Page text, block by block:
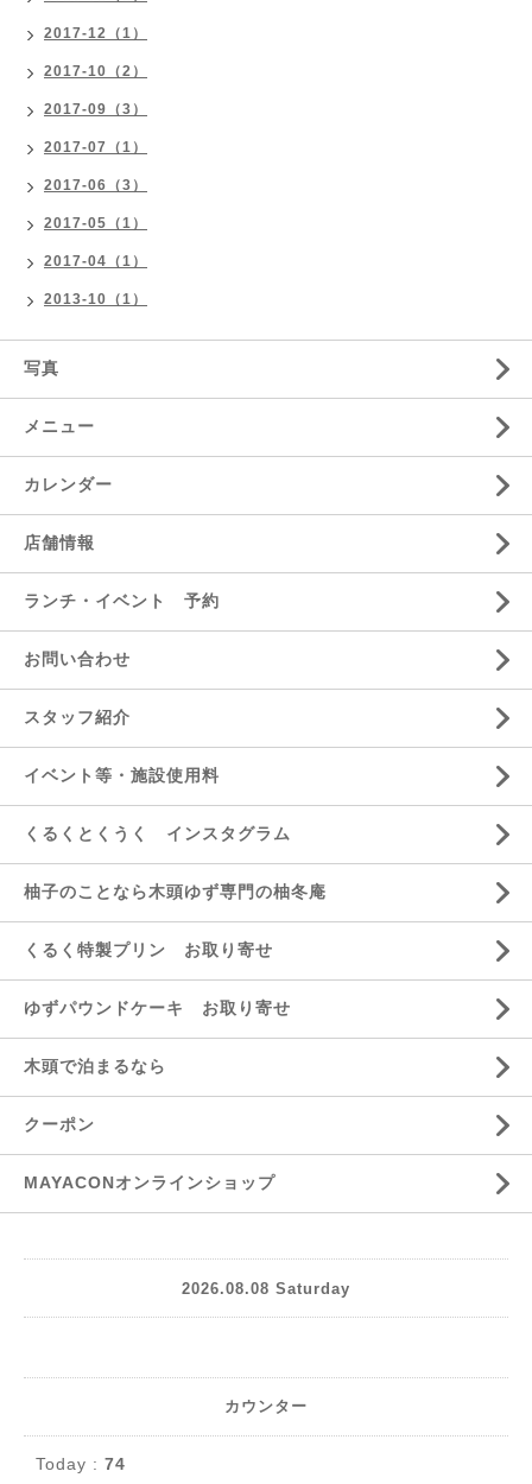
2017-12（1）
2017-10（2）
2017-09（3）
2017-07（1）
2017-06（3）
2017-05（1）
2017-04（1）
2013-10（1）
写真
メニュー
カレンダー
店舗情報
ランチ・イベント 予約
お問い合わせ
スタッフ紹介
イベント等・施設使用料
くるくとくうく インスタグラム
柚子のことなら木頭ゆず専門の柚冬庵
くるく特製プリン お取り寄せ
ゆずパウンドケーキ お取り寄せ
木頭で泊まるなら
クーポン
MAYACONオンラインショップ
2026.08.08 Saturday
カウンター
Today : 74